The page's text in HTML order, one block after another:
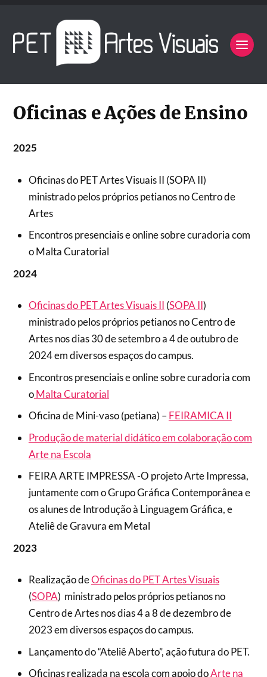
Oficinas e Ações de Ensino
2025
Oficinas do PET Artes Visuais II (SOPA II)
ministrado pelos próprios petianos no Centro de
Artes
Encontros presenciais e online sobre curadoria com
o Malta Curatorial
2024
Oficinas do PET Artes Visuais II (SOPA II)
ministrado pelos próprios petianos no Centro de
Artes nos dias 30 de setembro a 4 de outubro de
2024 em diversos espaços do campus.
Encontros presenciais e online sobre curadoria com
oMalta Curatorial
Oficina de Mini-vaso (petiana) –FEIRAMICA II
Produção de material didático em colaboração com
Arte na Escola
FEIRA ARTE IMPRESSA -O projeto Arte Impressa,
juntamente com o Grupo Gráfica Contemporânea e
os alunes de Introdução à Linguagem Gráfica, e
Ateliê de Gravura em Metal
2023
Realização deOficinas do PET Artes Visuais
(SOPA) ministrado pelos próprios petianos no
Centro de Artes nos dias 4 a 8 de dezembro de
2023 em diversos espaços do campus.
Lançamento do “Ateliê Aberto”, ação futura do PET.
Oficinas realizada na escola com apoio doArte na